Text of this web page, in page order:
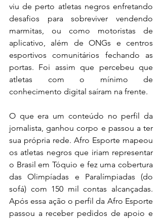
viu de perto atletas negros enfretando
desafios para sobreviver vendendo
marmitas, ou como motoristas de
aplicativo, além de ONGs e centros
esportivos comunitários fechando as
portas. Foi assim que percebeu que
atletas com o mínimo de
conhecimento digital saíram na frente.
O que era um conteúdo no perfil da
jornalista, ganhou corpo e passou a ter
sua própria rede. Afro Esporte mapeou
os atletas negros que iriam representar
o Brasil em Tóquio e fez uma cobertura
das Olimpíadas e Paralímpiadas (do
sofá) com 150 mil contas alcançadas.
Após essa ação o perfil da Afro Esporte
passou a receber pedidos de apoio e